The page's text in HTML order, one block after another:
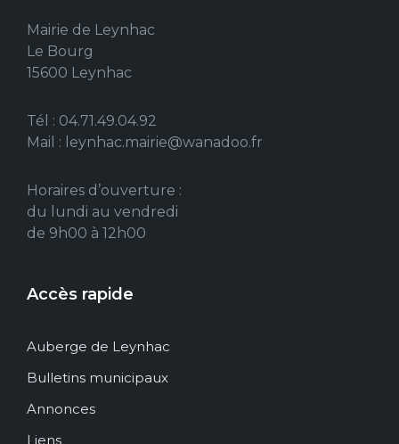
Mairie de Leynhac
Le Bourg
15600 Leynhac
Tél : 04.71.49.04.92
Mail : leynhac.mairie@wanadoo.fr
Horaires d’ouverture :
du lundi au vendredi
de 9h00 à 12h00
Accès rapide
Auberge de Leynhac
Bulletins municipaux
Annonces
Liens